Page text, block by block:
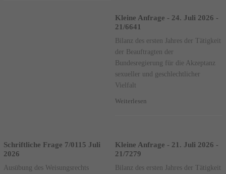
Kleine Anfrage - 24. Juli 2026 -
21/6641
Bilanz des ersten Jahres der Tätigkeit
der Beauftragten der
Bundesregierung für die Akzeptanz
sexueller und geschlechtlicher
Vielfalt
Weiterlesen
Schriftliche Frage 7/0115 Juli
2026
Ausübung des Weisungsrechts
Kleine Anfrage - 21. Juli 2026 -
21/7279
Bilanz des ersten Jahres der Tätigkeit